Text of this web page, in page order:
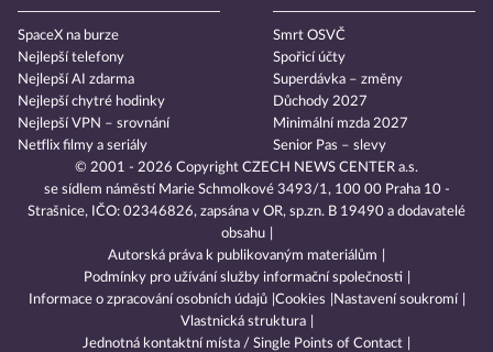
SpaceX na burze
Nejlepší telefony
Nejlepší AI zdarma
Nejlepší chytré hodinky
Nejlepší VPN – srovnání
Netflix filmy a seriály
Smrt OSVČ
Spořicí účty
Superdávka – změny
Důchody 2027
Minimální mzda 2027
Senior Pas – slevy
© 2001 - 2026 Copyright CZECH NEWS CENTER a.s.
se sídlem náměstí Marie Schmolkové 3493/1, 100 00 Praha 10 -
Strašnice, IČO: 02346826, zapsána v OR, sp.zn. B 19490 a dodavatelé
obsahu
Autorská práva k publikovaným materiálům
Podmínky pro užívání služby informační společnosti
Informace o zpracování osobních údajů Cookies
Nastavení soukromí
Vlastnická struktura
Jednotná kontaktní místa / Single Points of Contact